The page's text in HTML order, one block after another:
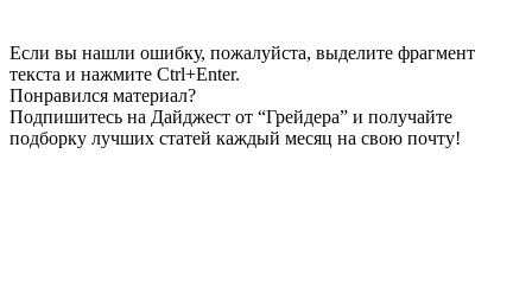
Если вы нашли ошибку, пожалуйста, выделите фрагмент
текста и нажмите Ctrl+Enter.
Понравился материал?
Подпишитесь на Дайджест от “Грейдера” и получайте
подборку лучших статей каждый месяц на свою почту!